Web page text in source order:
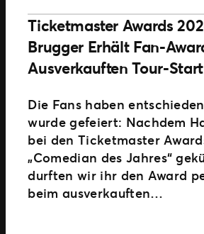
Ticketmaster Awards
Brugger Erhält Fan-
Ausverkauften Tour-Start
Die Fans haben
wurde gefeiert: Nachdem
bei den Ticketmaster
„Comedian des Jahres“
durften wir ihr den Award
beim ausverkauften…